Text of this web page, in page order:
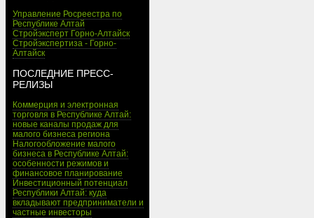
Управление Росреестра по
Республике Алтай
Стройэксперт Горно-Алтайск
Стройэкспертиза - Горно-
Алтайск
ПОСЛЕДНИЕ ПРЕСС-
РЕЛИЗЫ
Коммерция и электронная
торговля в Республике Алтай:
новые каналы продаж для
малого бизнеса региона
Налогообложение малого
бизнеса в Республике Алтай:
особенности режимов и
финансовое планирование
Инвестиционный потенциал
Республики Алтай: куда
вкладывают предприниматели и
частные инвесторы